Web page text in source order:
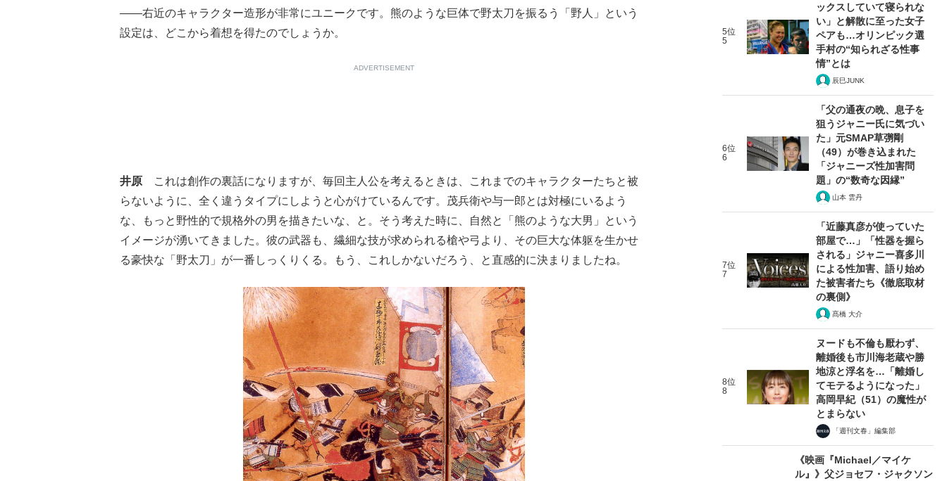
――右近のキャラクター造形が非常にユニークです。熊のような巨体で野太刀を振るう「野人」という
設定は、どこから着想を得たのでしょうか。
ADVERTISEMENT
井原 これは創作の裏話になりますが、毎回主人公を考えるときは、これまでのキャラクターたちと被
らないように、全く違うタイプにしようと心がけているんです。茂兵衛や与一郎とは対極にいるよう
な、もっと野性的で規格外の男を描きたいな、と。そう考えた時に、自然と「熊のような大男」という
イメージが湧いてきました。彼の武器も、繊細な技が求められる槍や弓より、その巨大な体躯を生かせ
る豪快な「野太刀」が一番しっくりくる。もう、これしかないだろう、と直感的に決まりましたね。
5位
5
ックスしていて寝られな
い」と解散に至った女子
ペアも…オリンピック選
手村の“知られざる性事
情”とは
辰巳JUNK
6位
6
「父の通夜の晩、息子を
狙うジャニー氏に気づい
た」元SMAP草彅剛
（49）が巻き込まれた
「ジャニーズ性加害問
題」の“数奇な因縁”
山本 雲丹
7位
7
「近藤真彦が使っていた
部屋で…」「性器を握ら
される」ジャニー喜多川
による性加害、語り始め
た被害者たち《徹底取材
の裏側》
髙橋 大介
8位
8
ヌードも不倫も厭わず、
離婚後も市川海老蔵や勝
地涼と浮名を…「離婚し
てモテるようになった」
高岡早紀（51）の魔性が
とまらない
「週刊文春」編集部
《映画『Michael／マイケ
ル』》父ジョセフ・ジャクソン